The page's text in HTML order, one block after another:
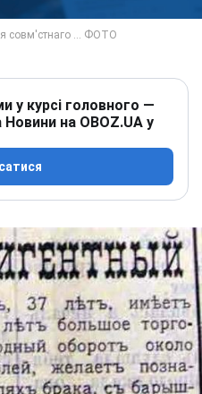
у курсі головного —
Новини на OBOZ.UA у